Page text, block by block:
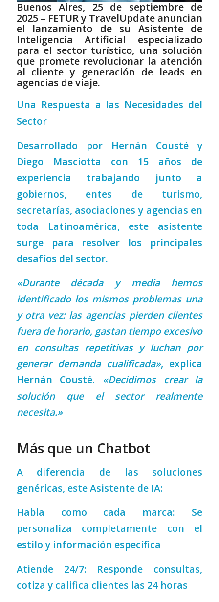
Buenos Aires, 25 de septiembre de
2025 – FETUR y TravelUpdate anuncian
el lanzamiento de su Asistente de
Inteligencia Artificial especializado
para el sector turístico, una solución
que promete revolucionar la atención
al cliente y generación de leads en
agencias de viaje.
Una Respuesta a las Necesidades del
Sector
Desarrollado por Hernán Cousté y
Diego Masciotta con 15 años de
experiencia trabajando junto a
gobiernos, entes de turismo,
secretarías, asociaciones y agencias en
toda Latinoamérica, este asistente
surge para resolver los principales
desafíos del sector.
«Durante década y media hemos
identificado los mismos problemas una
y otra vez: las agencias pierden clientes
fuera de horario, gastan tiempo excesivo
en consultas repetitivas y luchan por
generar demanda cualificada», explica
Hernán Cousté. «Decidimos crear la
solución que el sector realmente
necesita.»
Más que un Chatbot
A diferencia de las soluciones
genéricas, este Asistente de IA:
Habla como cada marca: Se
personaliza completamente con el
estilo y información específica
Atiende 24/7: Responde consultas,
cotiza y califica clientes las 24 horas